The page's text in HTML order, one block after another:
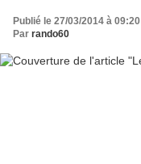
Publié le 27/03/2014 à 09:20
Par rando60